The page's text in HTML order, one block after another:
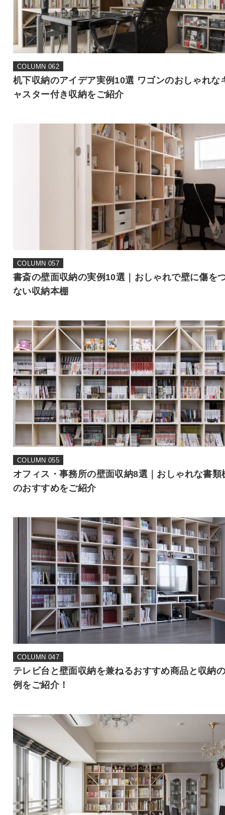
COLUMN 062
机下収納のアイデア実例10選 ワゴンのおしゃれな
ャスター付き収納をご紹介
COLUMN 057
書斎の壁面収納の実例10選｜おしゃれで壁に傷を
ない収納本棚
COLUMN 055
オフィス・事務所の壁面収納8選｜おしゃれな書類
のおすすめをご紹介
COLUMN 047
テレビ台と壁面収納を兼ねるおすすめ商品と収納
例をご紹介！